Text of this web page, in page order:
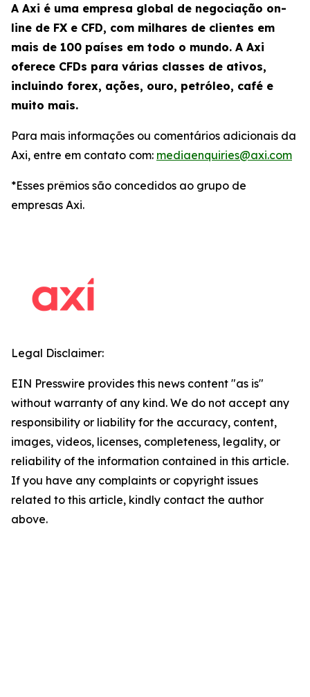
A Axi é uma empresa global de negociação on-
line de FX e CFD, com milhares de clientes em
mais de 100 países em todo o mundo. A Axi
oferece CFDs para várias classes de ativos,
incluindo forex, ações, ouro, petróleo, café e
muito mais.
Para mais informações ou comentários adicionais da
Axi, entre em contato com: mediaenquiries@axi.com
*Esses prêmios são concedidos ao grupo de
empresas Axi.
Legal Disclaimer:
EIN Presswire provides this news content "as is"
without warranty of any kind. We do not accept any
responsibility or liability for the accuracy, content,
images, videos, licenses, completeness, legality, or
reliability of the information contained in this article.
If you have any complaints or copyright issues
related to this article, kindly contact the author
above.